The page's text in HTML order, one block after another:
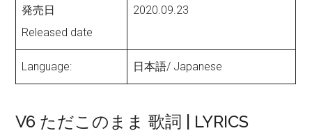
発売日
Released date
2020.09.23
Language: 日本語/ Japanese
V6 ただこのまま 歌詞 | LYRICS